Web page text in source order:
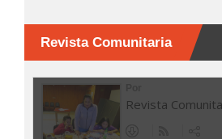
Revista Comunitaria